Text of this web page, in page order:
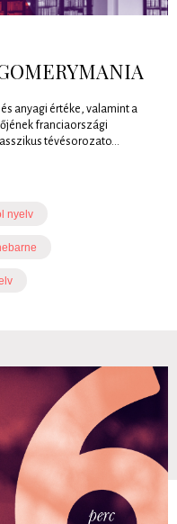
anyagi értéke, valamint a
franciaországi
tévésorozato...
nyelv